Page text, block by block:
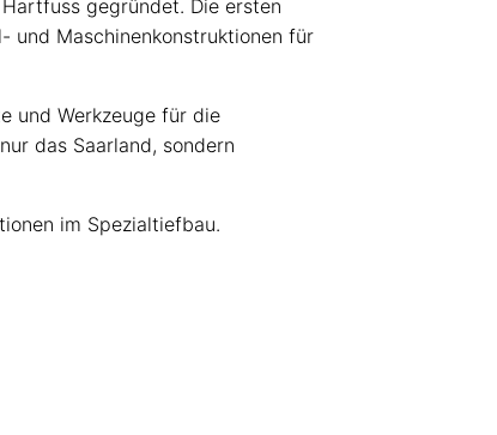
gegründet. Die ersten
und Maschinenkonstruktionen für
und Werkzeuge für die
das Saarland, sondern
im Spezialtiefbau.